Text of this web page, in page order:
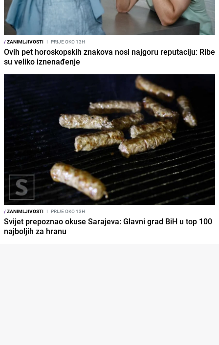
/ZANIMLJIVOSTI I PRIJE OKO 13H
Ovih pet horoskopskih znakova nosi najgoru reputaciju: Ribe
su veliko iznenađenje
/ZANIMLJIVOSTI I PRIJE OKO 13H
Svijet prepoznao okuse Sarajeva: Glavni grad BiH u top 100
najboljih za hranu